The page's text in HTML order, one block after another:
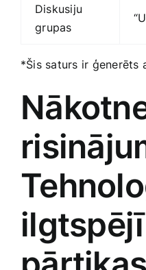
Diskusiju
⁤grupas
*Šis saturs ir ģenerēts